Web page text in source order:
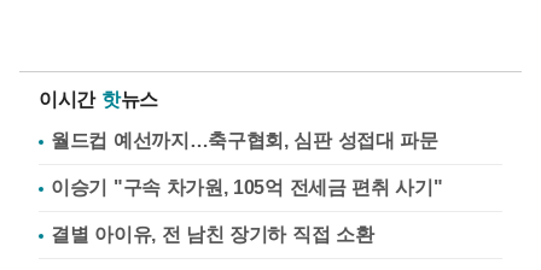
이시간 핫뉴스
월드컵 예선까지…축구협회, 심판 성접대 파문
이승기 "구속 차가원, 105억 전세금 편취 사기"
결별 아이유, 전 남친 장기하 직접 소환